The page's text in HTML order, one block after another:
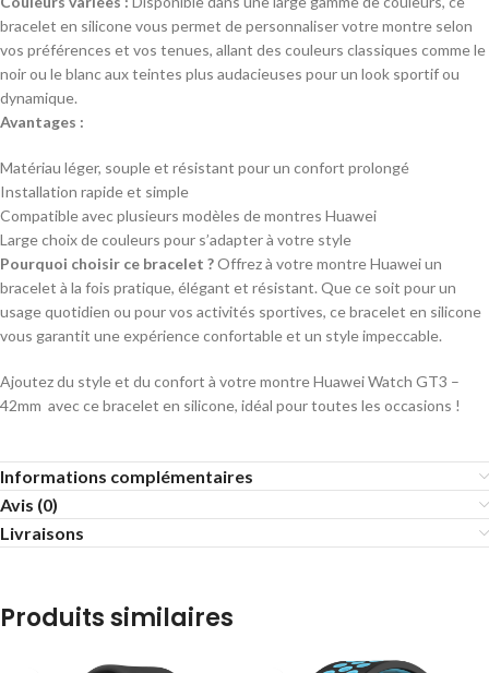
bracelet en silicone vous permet de personnaliser votre montre selon
vos préférences et vos tenues, allant des couleurs classiques comme le
noir ou le blanc aux teintes plus audacieuses pour un look sportif ou
dynamique.
Avantages :
Matériau léger, souple et résistant pour un confort prolongé
Installation rapide et simple
Compatible avec plusieurs modèles de montres Huawei
Large choix de couleurs pour s’adapter à votre style
Pourquoi choisir ce bracelet ?Offrez à votre montre Huawei un
bracelet à la fois pratique, élégant et résistant. Que ce soit pour un
usage quotidien ou pour vos activités sportives, ce bracelet en silicone
vous garantit une expérience confortable et un style impeccable.
Ajoutez du style et du confort à votre montre Huawei Watch GT3 –
42mm avec ce bracelet en silicone, idéal pour toutes les occasions !
Informations complémentaires
Avis (0)
Livraisons
Produits similaires